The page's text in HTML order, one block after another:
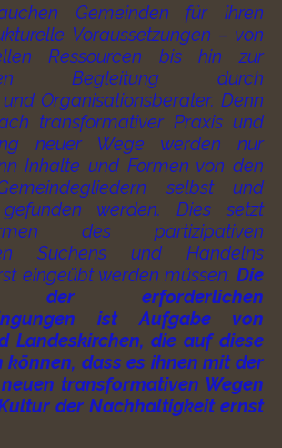
Gemeinden für ihren
Voraussetzungen – von
Ressourcen bis hin zur
Begleitung durch
Organisationsberater. Denn
transformativer Praxis und
neuer Wege werden nur
Inhalte und Formen von den
selbst und
werden. Dies setzt
des partizipativen
Suchens und Handelns
eingeübt werden müssen. Die
der erforderlichen
ist Aufgabe von
Landeskirchen, die auf diese
können, dass es ihnen mit der
transformativen Wegen
der Nachhaltigkeit ernst